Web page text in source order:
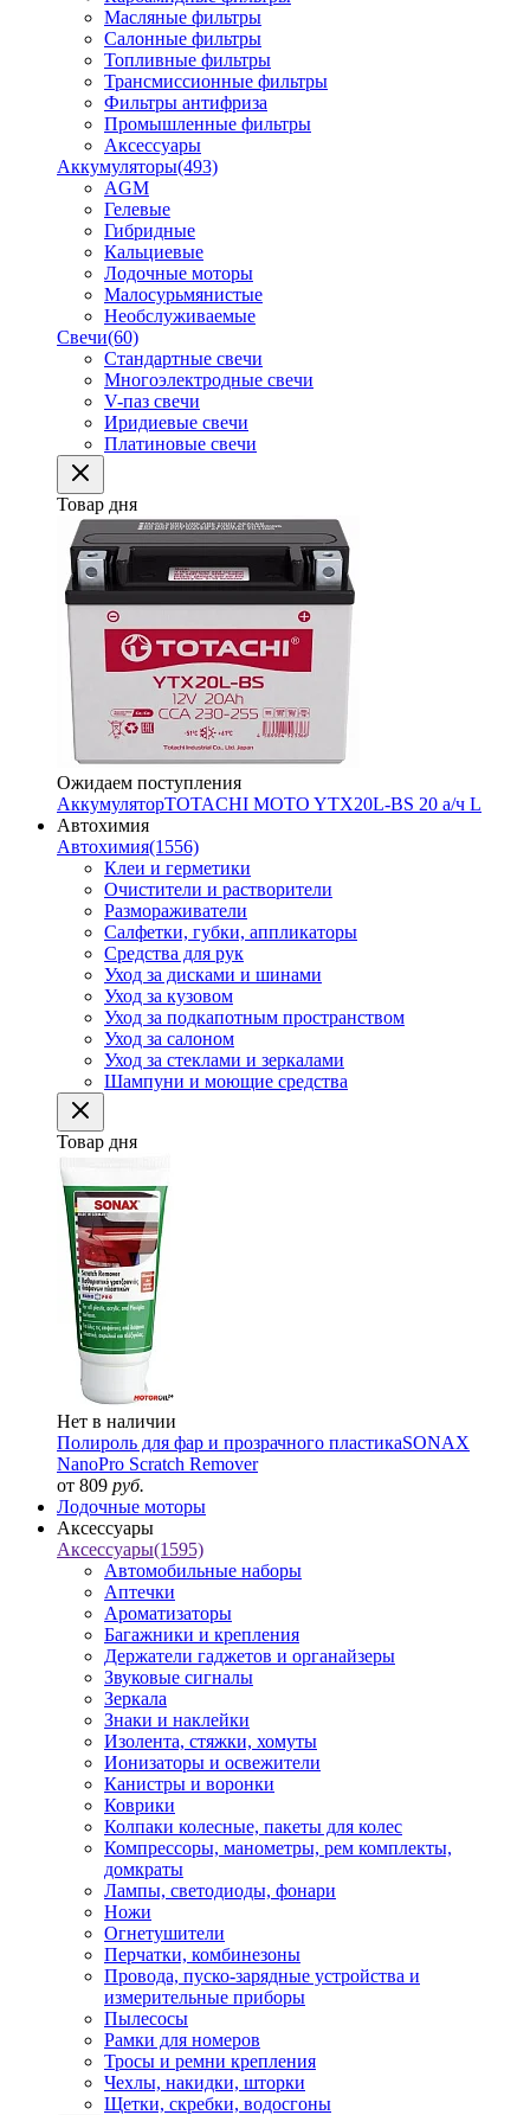
Масляные фильтры
Салонные фильтры
Топливные фильтры
Трансмиссионные фильтры
Фильтры антифриза
Промышленные фильтры
Аксессуары
Аккумуляторы(493)
AGM
Гелевые
Гибридные
Кальциевые
Лодочные моторы
Малосурьмянистые
Необслуживаемые
Свечи(60)
Стандартные свечи
Многоэлектродные свечи
V-паз свечи
Иридиевые свечи
Платиновые свечи
Товар дня
Ожидаем поступления
АккумуляторTOTACHI MOTO YTX20L-BS 20 а/ч L
Автохимия
Автохимия(1556)
Клеи и герметики
Очистители и растворители
Размораживатели
Салфетки, губки, аппликаторы
Средства для рук
Уход за дисками и шинами
Уход за кузовом
Уход за подкапотным пространством
Уход за салоном
Уход за стеклами и зеркалами
Шампуни и моющие средства
Товар дня
Нет в наличии
Полироль для фар и прозрачного пластикаSONAX
NanoPro Scratch Remover
от 809 руб.
Лодочные моторы
Аксессуары
Аксессуары(1595)
Автомобильные наборы
Аптечки
Ароматизаторы
Багажники и крепления
Держатели гаджетов и органайзеры
Звуковые сигналы
Зеркала
Знаки и наклейки
Изолента, стяжки, хомуты
Ионизаторы и освежители
Канистры и воронки
Коврики
Колпаки колесные, пакеты для колес
Компрессоры, манометры, рем комплекты,
домкраты
Лампы, светодиоды, фонари
Ножи
Огнетушители
Перчатки, комбинезоны
Провода, пуско-зарядные устройства и
измерительные приборы
Пылесосы
Рамки для номеров
Тросы и ремни крепления
Чехлы, накидки, шторки
Щетки, скребки, водосгоны